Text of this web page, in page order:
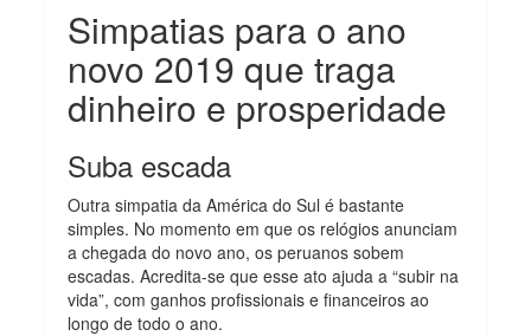
Simpatias para o ano
novo 2019 que traga
dinheiro e prosperidade
Suba escada
Outra simpatia da América do Sul é bastante
simples. No momento em que os relógios anunciam
a chegada do novo ano, os peruanos sobem
escadas. Acredita-se que esse ato ajuda a “subir na
vida”, com ganhos profissionais e financeiros ao
longo de todo o ano.